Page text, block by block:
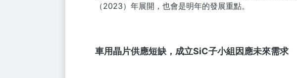
（2023）年展開，也會是明年的發展重點。
車用晶片供應短缺，成立SiC子小組因應未來需求